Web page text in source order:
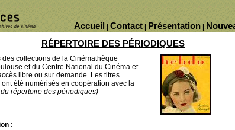
Présentation
Contact
Accueil
RÉPERTOIRE DES PÉRIODIQUES
collections de la Cinémathèque
et du Centre National du Cinéma et
libre ou sur demande. Les titres
été numérisés en coopération avec la
répertoire des périodiques)
: